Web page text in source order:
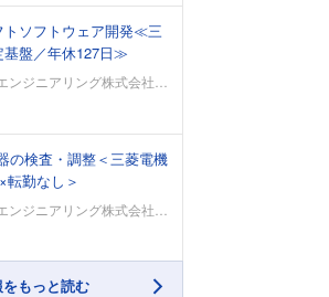
トソフトウェア開発≪三
基盤／年休127日≫
ング株式会社 エンジニアリング本部
の検査・調整＜三菱電機
転勤なし＞
ング株式会社 エンジニアリング本部
もっと読む